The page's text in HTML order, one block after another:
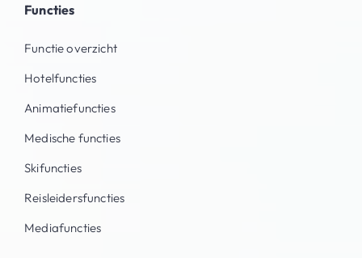
Functies
Functie overzicht
Hotelfuncties
Animatiefuncties
Medische functies
Skifuncties
Reisleidersfuncties
Mediafuncties